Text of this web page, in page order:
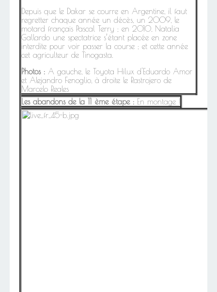
Depuis que le Dakar se courre en Argentine, il faut
regretter chaque année un décès, un 2009, le
motard français Pascal Terry ; en 2010, Natalia
Gallardo une spectatrice s’étant placée en zone
interdite pour voir passer la course ; et cette année
cet agriculteur de Tinogasta.
Photos : A gauche, le Toyota Hilux d'Eduardo Amor
et Alejandro Fenoglio, à droite le Rastrojero de
Marcelo Reales
Les abandons de la 11 ème étape : En montage !